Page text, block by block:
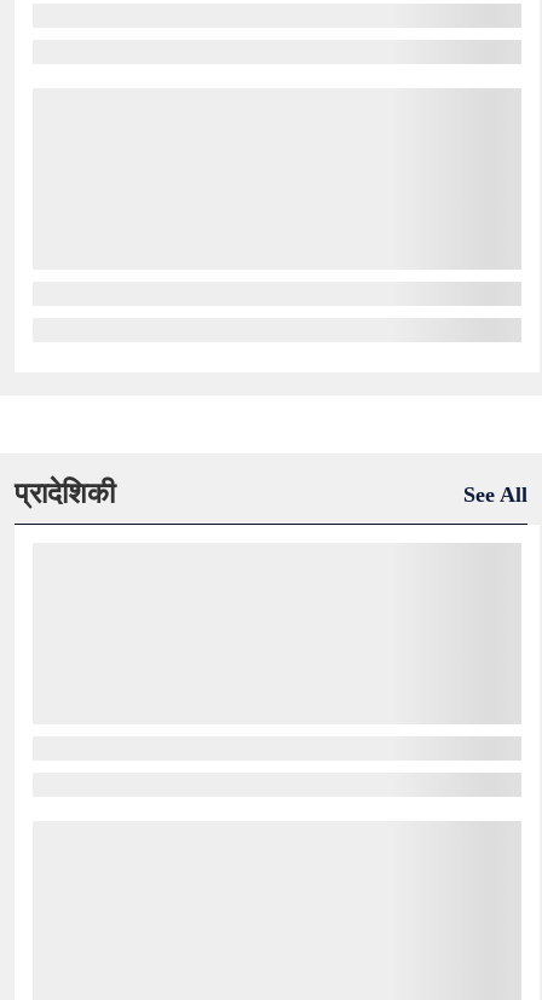
प्रादेशिकी See All